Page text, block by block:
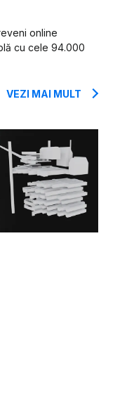
online
cu cele 94.000
VEZI MAI MULT